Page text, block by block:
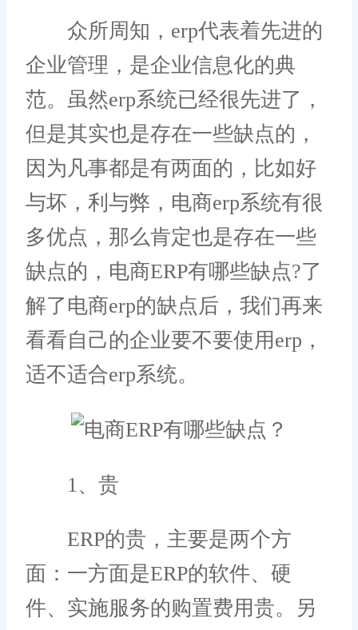
众所周知，erp代表着先进的
企业管理，是企业信息化的典
范。虽然erp系统已经很先进了，
但是其实也是存在一些缺点的，
因为凡事都是有两面的，比如好
与坏，利与弊，电商erp系统有很
多优点，那么肯定也是存在一些
缺点的，电商ERP有哪些缺点?了
解了电商erp的缺点后，我们再来
看看自己的企业要不要使用erp，
适不适合erp系统。
1、贵
ERP的贵，主要是两个方
面：一方面是ERP的软件、硬
件、实施服务的购置费用贵。另